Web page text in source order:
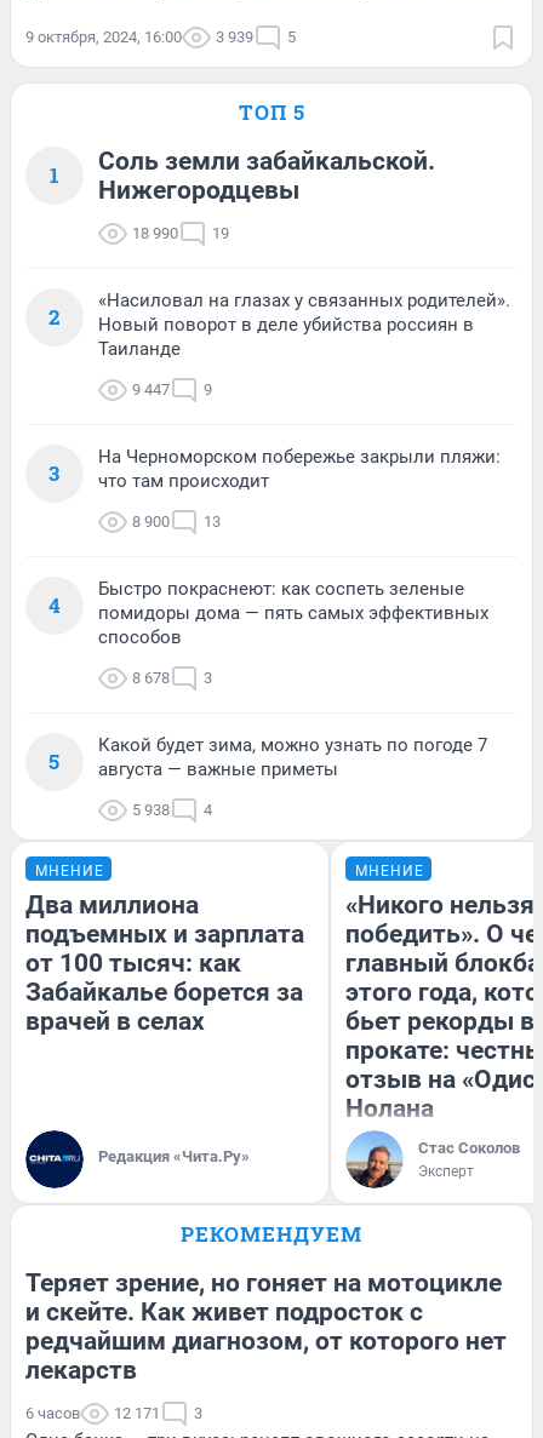
9 октября, 2024, 16:00 3 939 5
ТОП 5
1
Соль земли забайкальской.
Нижегородцевы
18 990 19
2
«Насиловал на глазах у связанных родителей».
Новый поворот в деле убийства россиян в
Таиланде
9 447 9
3
На Черноморском побережье закрыли пляжи:
что там происходит
8 900 13
4
Быстро покраснеют: как соспеть зеленые
помидоры дома — пять самых эффективных
способов
8 678 3
5
Какой будет зима, можно узнать по погоде 7
августа — важные приметы
5 938 4
МНЕНИЕ
Два миллиона
подъемных и зарплата
от 100 тысяч: как
Забайкалье борется за
врачей в селах
Редакция «Чита.Ру»
МНЕНИЕ
«Никого нельзя
победить». О
главный
этого года,
бьет рекорды в
прокате:
отзыв на
Нолана
Стас Соколов
Эксперт
РЕКОМЕНДУЕМ
Теряет зрение, но гоняет на мотоцикле
и скейте. Как живет подросток с
редчайшим диагнозом, от которого нет
лекарств
6 часов 12 171 3